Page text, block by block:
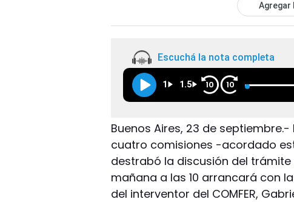
Agregar
Escuchá la nota completa
1 1.5 10 10
Buenos Aires, 23 de
cuatro comisiones -acordado
destrabó la discusión del
mañana a las 10 arrancará con
del interventor del COMFER,